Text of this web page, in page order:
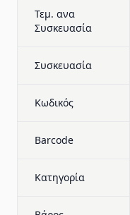
Τεμ. ανα
Συσκευασία
Συσκευασία
Κωδικός
Barcode
Κατηγορία